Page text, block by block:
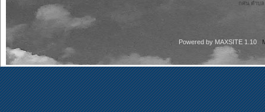
กศน.ตำบล
Powered by MAXSITE 1.10